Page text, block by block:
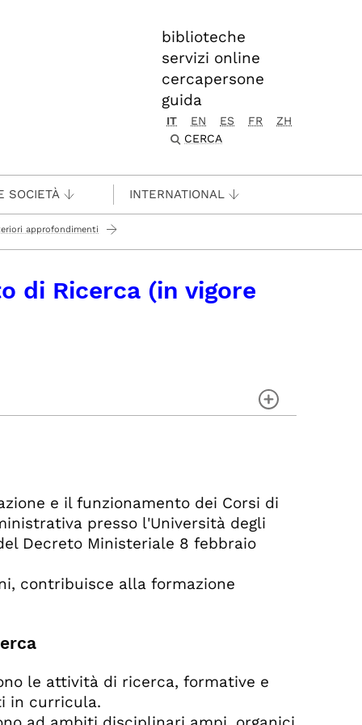
biblioteche
servizi online
cercapersone
guida
IT EN ES FR
ZH
CERCA
SOCIETÀ INTERNATIONAL
approfondimenti
di Ricerca (in vigore
Corso
e il funzionamento dei Corsi di
presso l'Università degli
Decreto Ministeriale 8 febbraio
contribuisce alla formazione
le attività di ricerca, formative e
in curricula.